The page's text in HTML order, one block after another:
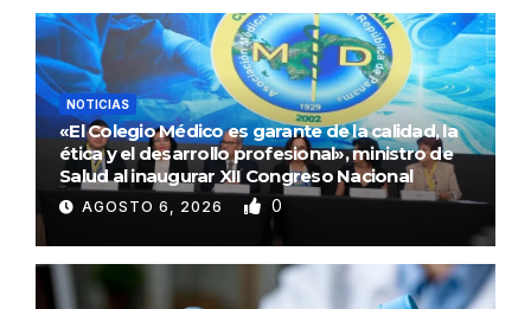
NOTICIAS
«El Colegio Médico es garante de la calidad, la
ética y el desarrollo profesional», ministro de
Salud al inaugurar XII Congreso Nacional
AGOSTO 6, 2026 0